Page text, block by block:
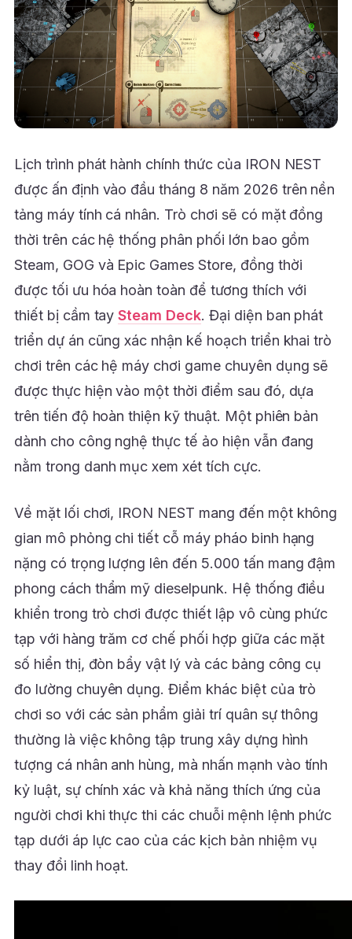
Lịch trình phát hành chính thức của IRON NEST
được ấn định vào đầu tháng 8 năm 2026 trên nền
tảng máy tính cá nhân. Trò chơi sẽ có mặt đồng
thời trên các hệ thống phân phối lớn bao gồm
Steam, GOG và Epic Games Store, đồng thời
được tối ưu hóa hoàn toàn để tương thích với
thiết bị cầm taySteam Deck. Đại diện ban phát
triển dự án cũng xác nhận kế hoạch triển khai trò
chơi trên các hệ máy chơi game chuyên dụng sẽ
được thực hiện vào một thời điểm sau đó, dựa
trên tiến độ hoàn thiện kỹ thuật. Một phiên bản
dành cho công nghệ thực tế ảo hiện vẫn đang
nằm trong danh mục xem xét tích cực.
Về mặt lối chơi, IRON NEST mang đến một không
gian mô phỏng chi tiết cỗ máy pháo binh hạng
nặng có trọng lượng lên đến 5.000 tấn mang đậm
phong cách thẩm mỹ dieselpunk. Hệ thống điều
khiển trong trò chơi được thiết lập vô cùng phức
tạp với hàng trăm cơ chế phối hợp giữa các mặt
số hiển thị, đòn bẩy vật lý và các bảng công cụ
đo lường chuyên dụng. Điểm khác biệt của trò
chơi so với các sản phẩm giải trí quân sự thông
thường là việc không tập trung xây dựng hình
tượng cá nhân anh hùng, mà nhấn mạnh vào tính
kỷ luật, sự chính xác và khả năng thích ứng của
người chơi khi thực thi các chuỗi mệnh lệnh phức
tạp dưới áp lực cao của các kịch bản nhiệm vụ
thay đổi linh hoạt.